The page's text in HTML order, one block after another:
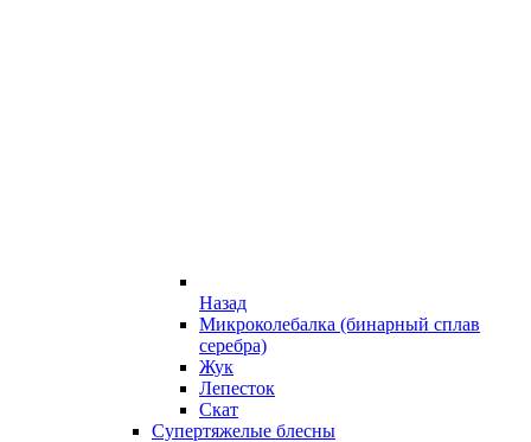
Назад
Микроколебалка (бинарный сплав
серебра)
Жук
Лепесток
Скат
Супертяжелые блесны